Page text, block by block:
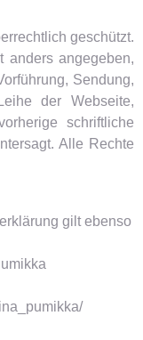
geschützt.
anders angegeben,
Sendung,
der Webseite,
schriftliche
Alle Rechte
gilt ebenso